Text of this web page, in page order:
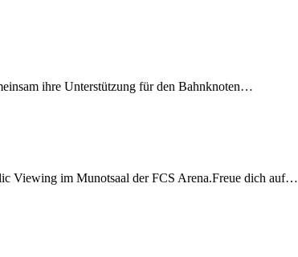
ihre Unterstützung für den Bahnknoten…
Viewing im Munotsaal der FCS Arena.Freue dich auf…